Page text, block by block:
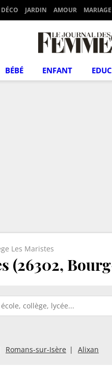
DÉCO JARDIN AMOUR MARIAGE
BÉBÉ ENFANT
Les Maristes
(26302,
Romans-sur-Isère Alixan